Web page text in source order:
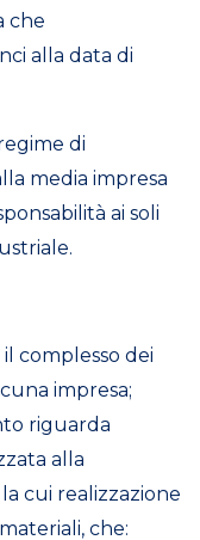
che
alla data di
di
media impresa
ai soli
complesso dei
impresa;
riguarda
alla
cui realizzazione
che: